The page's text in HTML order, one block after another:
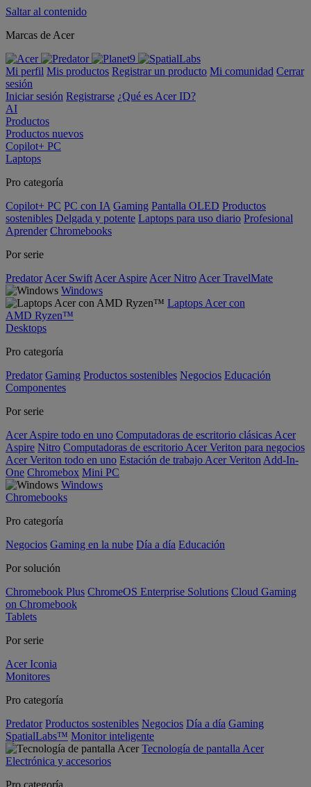
Saltar al contenido
Marcas de Acer
Mi perfil Mis productos Registrar un producto Mi comunidad Cerrar
sesión
Iniciar sesión Registrarse ¿Qué es Acer ID?
AI
Productos
Productos nuevos
Copilot+ PC
Laptops
Pro categoría
Copilot+ PC PC con IA Gaming Pantalla OLED Productos
sostenibles Delgada y potente Laptops para uso diario Profesional
Aprender Chromebooks
Por serie
Predator Acer Swift Acer Aspire Acer Nitro Acer TravelMate
Windows
Laptops Acer con
AMD Ryzen™
Desktops
Pro categoría
Predator Gaming Productos sostenibles Negocios Educación
Componentes
Por serie
Acer Aspire todo en uno Computadoras de escritorio clásicas Acer
Aspire Nitro Computadoras de escritorio Acer Veriton para negocios
Acer Veriton todo en uno Estación de trabajo Acer Veriton Add-In-
One Chromebox Mini PC
Windows
Chromebooks
Pro categoría
Negocios Gaming en la nube Día a día Educación
Por solución
Chromebook Plus ChromeOS Enterprise Solutions Cloud Gaming
on Chromebook
Tablets
Por serie
Acer Iconia
Monitores
Pro categoría
Predator Productos sostenibles Negocios Día a día Gaming
SpatialLabs™ Monitor inteligente
Tecnología de pantalla Acer
Electrónica y accesorios
Pro categoría